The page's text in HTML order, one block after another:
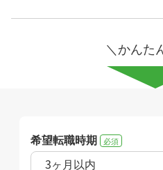
＼かんた
希望転職時期 必須